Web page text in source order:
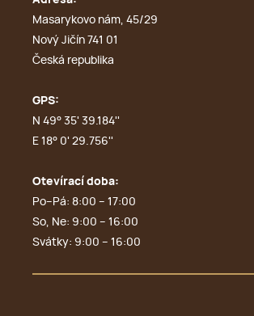
Masarykovo nám, 45/29
Nový Jičín 741 01
Česká republika
GPS:
N 49° 35' 39.184''
E 18° 0' 29.756''
Otevírací doba:
Po–Pá: 8:00 – 17:00
So, Ne: 9:00 – 16:00
Svátky: 9:00 – 16:00